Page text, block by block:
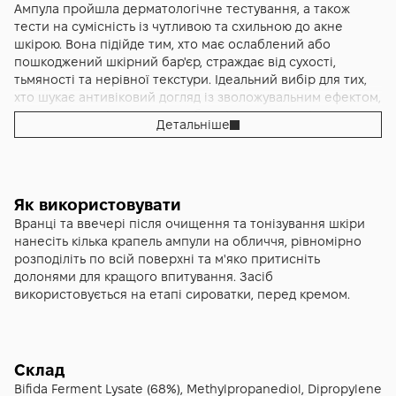
плівки на обличчі. Формула додатково збагачена
пантенолом для заспокоєння подразненої шкіри,
алантоїном для покращення текстури та токоферолом як
антиоксидантом. Об'єм 50 мл розрахований на тривале
використання, адже для одного нанесення достатньо
кількох крапель.
пошкоджений бар'єр після агресивних процедур,
перепадів температури або стресу. Обличчя виглядає
відпочилим, пружним та наповненим зсередини, ніби
після професійного салонного догляду.
Ампула пройшла дерматологічне тестування, а також
тести на сумісність із чутливою та схильною до акне
шкірою. Вона підійде тим, хто має ослаблений або
пошкоджений шкірний бар'єр, страждає від сухості,
тьмяності та нерівної текстури. Ідеальний вибір для тих,
хто шукає антивіковий догляд із зволожувальним ефектом,
а також для шкіри, яка потребує відновлення після
агресивних косметологічних процедур.
Детальніше
Як використовувати
Вранці та ввечері після очищення та тонізування шкіри
нанесіть кілька крапель ампули на обличчя, рівномірно
розподіліть по всій поверхні та м'яко притисніть
долонями для кращого впитування. Засіб
використовується на етапі сироватки, перед кремом.
Склад
Bifida Ferment Lysate (68%), Methylpropanediol, Dipropylene